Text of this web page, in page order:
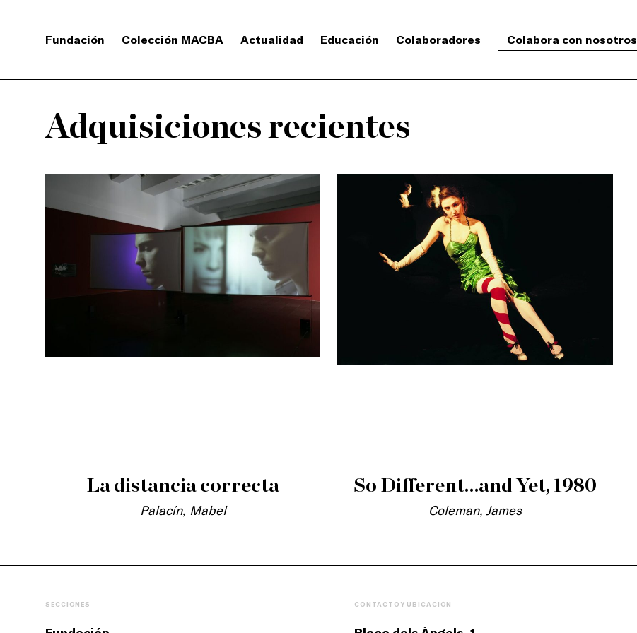
Fundación Colección MACBA Actualidad Educación Colaboradores Colabora con nosotros
Adquisiciones recientes
La distancia correcta
Palacín, Mabel
So Different…and Yet, 1980
Coleman, James
SECCIONES CONTACTO Y UBICACIÓN